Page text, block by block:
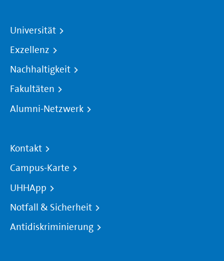
Universität
Exzellenz
Nachhaltigkeit
Fakultäten
Alumni-Netzwerk
Kontakt
Campus-Karte
UHHApp
Notfall & Sicherheit
Antidiskriminierung